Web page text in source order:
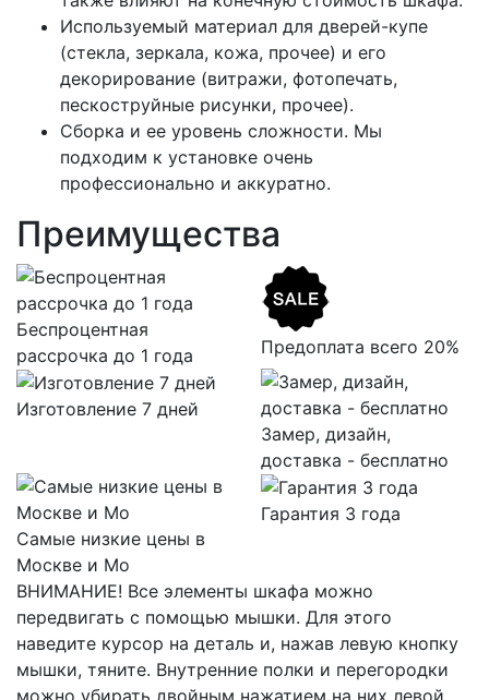
Используемый материал для дверей-купе
(стекла, зеркала, кожа, прочее) и его
декорирование (витражи, фотопечать,
пескоструйные рисунки, прочее).
Сборка и ее уровень сложности. Мы
подходим к установке очень
профессионально и аккуратно.
Преимущества
Беспроцентная
рассрочка до 1 года
Предоплата всего 20%
Изготовление 7 дней
Замер, дизайн,
доставка - бесплатно
Самые низкие цены в
Москве и Мо
Гарантия 3 года
ВНИМАНИЕ! Все элементы шкафа можно
передвигать с помощью мышки. Для этого
наведите курсор на деталь и, нажав левую кнопку
мышки, тяните. Внутренние полки и перегородки
можно убирать двойным нажатием на них левой